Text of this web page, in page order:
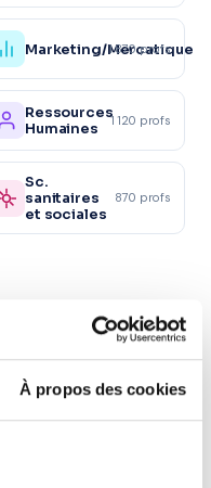
À propos des cookies
Marketing/Mercatique
1 870 profs
Ressources
Humaines
1 120 profs
Sc.
sanitaires
et sociales
870 profs
à Fréjus